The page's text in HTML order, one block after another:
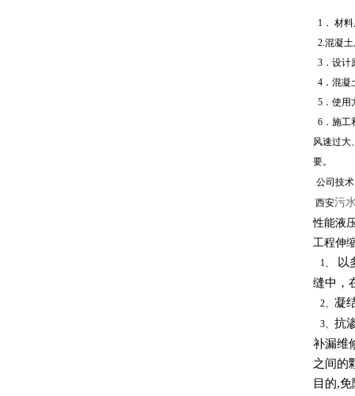
1． 材
2.混凝
3．设计
4 ．混
5．使用
6．施工
风速过大
要。
公司技
西安污
性能液
工程伸
1、
以
缝中，
2、 凝
3、 抗
补漏维
之间的
目的,